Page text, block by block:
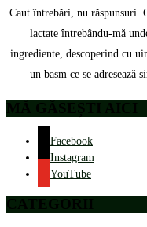
Caut întrebări, nu răspunsuri.
lactate întrebându-mă
ingrediente, descoperind cu
un basm ce se adresează
MĂ GĂSEȘTI AICI
Facebook
Instagram
YouTube
CATEGORII